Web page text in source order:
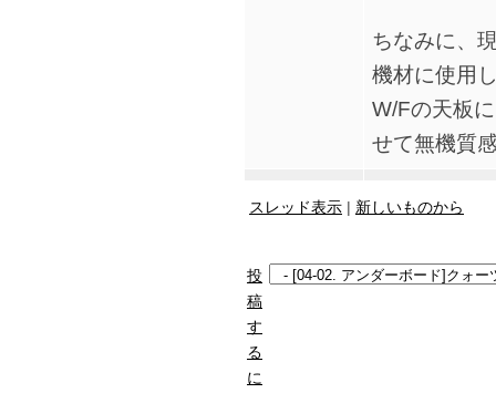
ちなみに、
機材に使用
W/Fの天板
せて無機質
スレッド表示 | 新しいものから
投
稿
す
る
に